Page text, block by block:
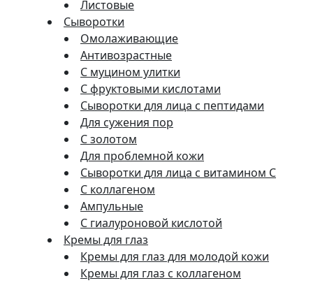
Листовые
Сыворотки
Омолаживающие
Антивозрастные
С муцином улитки
С фруктовыми кислотами
Сыворотки для лица с пептидами
Для сужения пор
С золотом
Для проблемной кожи
Сыворотки для лица с витамином C
С коллагеном
Ампульные
С гиалуроновой кислотой
Кремы для глаз
Кремы для глаз для молодой кожи
Кремы для глаз с коллагеном